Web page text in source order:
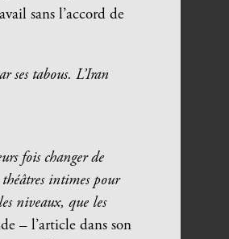
sans l’accord de
tabous. L’Iran
fois changer de
intimes pour
niveaux, que les
– l’article dans son